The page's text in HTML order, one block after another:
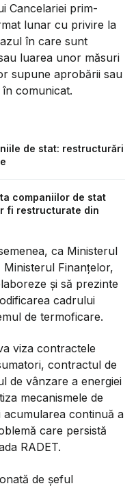
Cancelariei prim-
lunar cu privire la
în care sunt
luarea unor măsuri
supune aprobării sau
comunicat.
de stat: restructurări
companiilor de stat
fi restructurate din
ca Ministerul
Finanțelor,
și să prezinte
cadrului
de termoficare.
viza contractele
contractul de
de vânzare a energiei
mecanismele de
acumularea continuă a
care persistă
RADET.
de șeful